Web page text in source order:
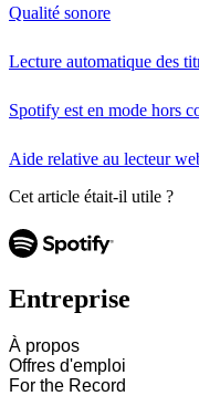
Qualité sonore
Lecture automatique des
Spotify est en mode hors
Aide relative au lecteur
Cet article était-il utile ?
Entreprise
À propos
Offres d'emploi
For the Record